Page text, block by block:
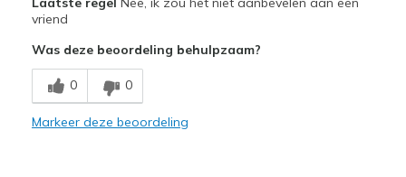
Sizing
Feels true to size
vriend
Was deze beoordeling behulpzaam?
0 0
Markeer deze beoordeling